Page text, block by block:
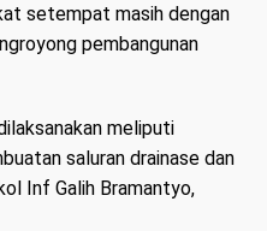
setempat masih dengan
pembangunan
meliputi
saluran drainase dan
Inf Galih Bramantyo,